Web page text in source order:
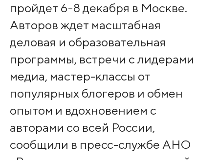
пройдет 6-8 декабря в Москве.
Авторов ждет масштабная
деловая и образовательная
программы, встречи с лидерами
медиа, мастер-классы от
популярных блогеров и обмен
опытом и вдохновением с
авторами со всей России,
сообщили в пресс-службе АНО